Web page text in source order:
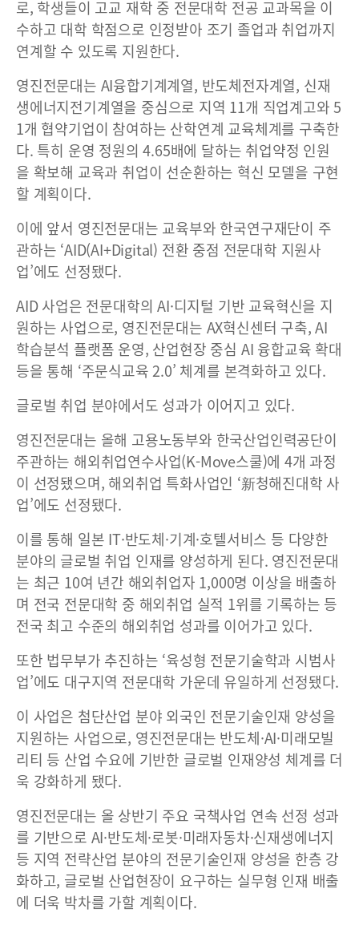
로, 학생들이 고교 재학 중 전문대학 전공 교과목을 이
수하고 대학 학점으로 인정받아 조기 졸업과 취업까지
연계할 수 있도록 지원한다.
영진전문대는 AI융합기계계열, 반도체전자계열, 신재
생에너지전기계열을 중심으로 지역 11개 직업계고와 5
1개 협약기업이 참여하는 산학연계 교육체계를 구축한
다. 특히 운영 정원의 4.65배에 달하는 취업약정 인원
을 확보해 교육과 취업이 선순환하는 혁신 모델을 구현
할 계획이다.
이에 앞서 영진전문대는 교육부와 한국연구재단이 주
관하는 ‘AID(AI+Digital) 전환 중점 전문대학 지원사
업’에도 선정됐다.
AID 사업은 전문대학의 AI·디지털 기반 교육혁신을 지
원하는 사업으로, 영진전문대는 AX혁신센터 구축, AI
학습분석 플랫폼 운영, 산업현장 중심 AI 융합교육 확대
등을 통해 ‘주문식교육 2.0’ 체계를 본격화하고 있다.
글로벌 취업 분야에서도 성과가 이어지고 있다.
영진전문대는 올해 고용노동부와 한국산업인력공단이
주관하는 해외취업연수사업(K-Move스쿨)에 4개 과정
이 선정됐으며, 해외취업 특화사업인 ‘新청해진대학 사
업’에도 선정됐다.
이를 통해 일본 IT·반도체·기계·호텔서비스 등 다양한
분야의 글로벌 취업 인재를 양성하게 된다. 영진전문대
는 최근 10여 년간 해외취업자 1,000명 이상을 배출하
며 전국 전문대학 중 해외취업 실적 1위를 기록하는 등
전국 최고 수준의 해외취업 성과를 이어가고 있다.
또한 법무부가 추진하는 ‘육성형 전문기술학과 시범사
업’에도 대구지역 전문대학 가운데 유일하게 선정됐다.
이 사업은 첨단산업 분야 외국인 전문기술인재 양성을
지원하는 사업으로, 영진전문대는 반도체·AI·미래모빌
리티 등 산업 수요에 기반한 글로벌 인재양성 체계를 더
욱 강화하게 됐다.
영진전문대는 올 상반기 주요 국책사업 연속 선정 성과
를 기반으로 AI·반도체·로봇·미래자동차·신재생에너지
등 지역 전략산업 분야의 전문기술인재 양성을 한층 강
화하고, 글로벌 산업현장이 요구하는 실무형 인재 배출
에 더욱 박차를 가할 계획이다.